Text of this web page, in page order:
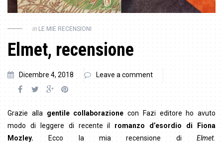
in LE MIE RECENSIONI
Elmet, recensione
Dicembre 4, 2018 Leave a comment
Grazie alla gentile collaborazione con Fazi editore ho avuto
modo di leggere di recente il romanzo d’esordio di Fiona
Mozley. Ecco la mia recensione di Elmet.